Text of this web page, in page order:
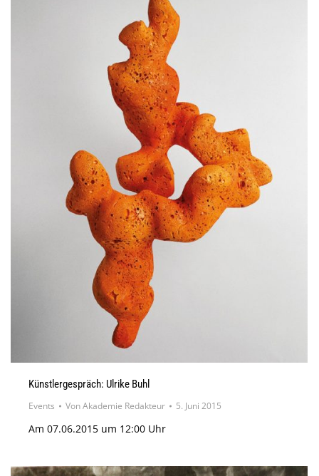
Künstlergespräch: Ulrike Buhl
Events VonAkademie Redakteur 5. Juni 2015
Am 07.06.2015 um 12:00 Uhr